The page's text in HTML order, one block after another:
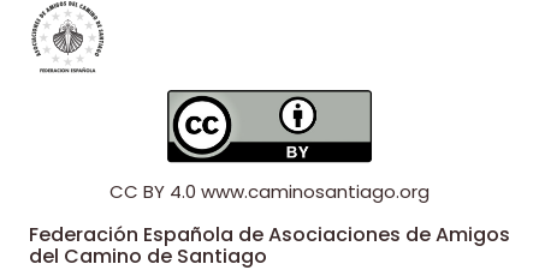
CC BY 4.0 www.caminosantiago.org
Federación Española de Asociaciones de Amigos
del Camino de Santiago